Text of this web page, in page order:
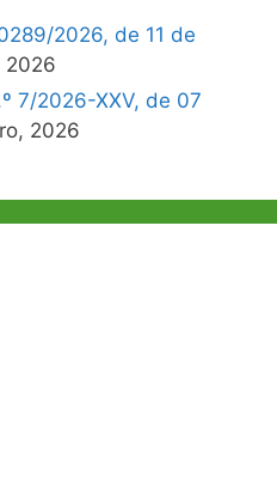
2026, de 11 de
2026
7/2026-XXV, de 07
2026